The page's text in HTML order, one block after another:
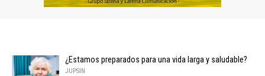
¿Estamos preparados para una vida larga y saludable?
JUPSIN